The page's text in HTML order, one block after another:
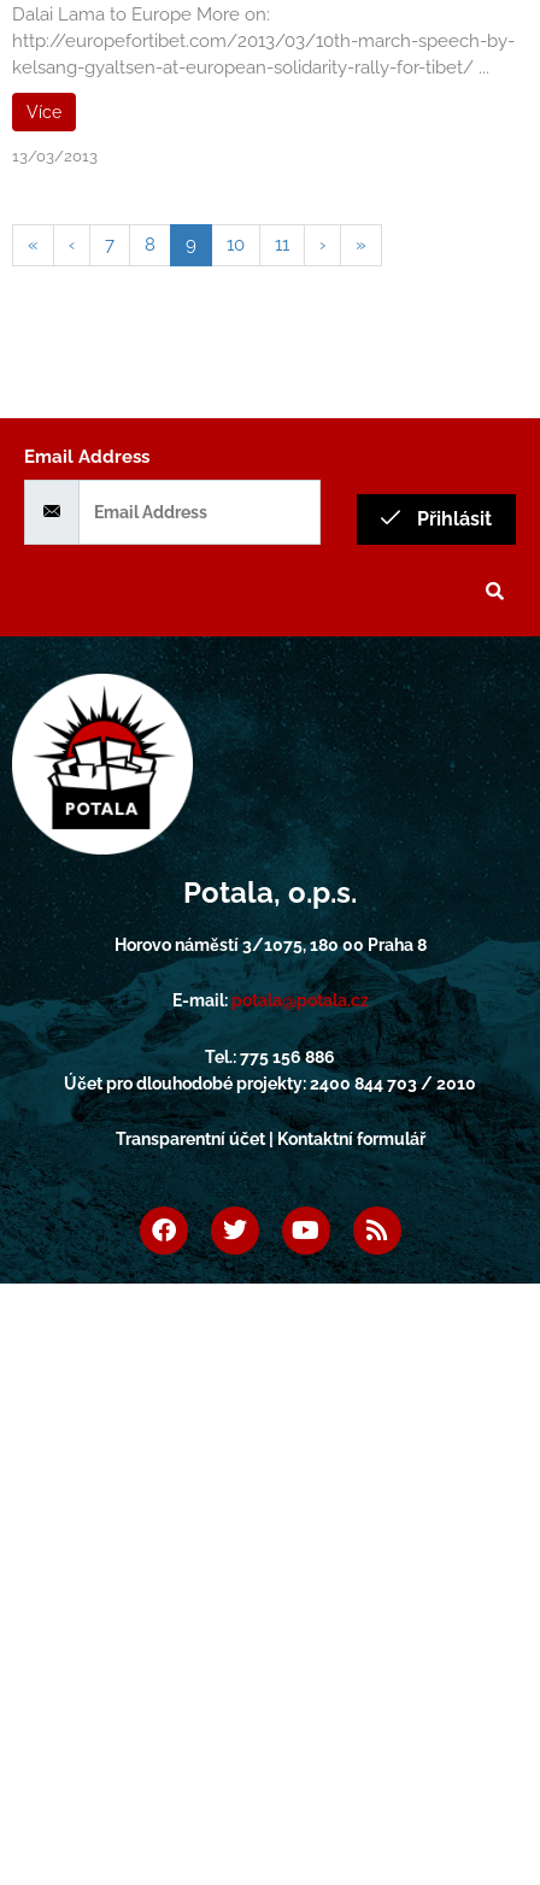
Dalai Lama to Europe More on:
http://europefortibet.com/2013/03/10th-march-speech-by-
kelsang-gyaltsen-at-european-solidarity-rally-for-tibet/ ...
Více
13/03/2013
« ‹ 7 8 9 10 11 › »
Email Address
Přihlásit
Potala, o.p.s.
Horovo náměstí 3/1075, 180 00 Praha 8
E-mail:potala@potala.cz
Tel.: 775 156 886
Účet pro dlouhodobé projekty: 2400 844 703 / 2010
Transparentní účet | Kontaktní formulář
F
a
c
e
T
w
i
t
Y
o
u
t
R
s
s